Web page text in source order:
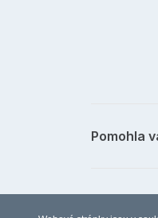
Pomohla